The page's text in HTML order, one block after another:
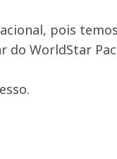
pois
WorldStar